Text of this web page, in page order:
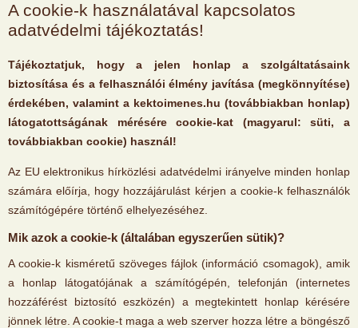
A cookie-k használatával kapcsolatos
adatvédelmi tájékoztatás!
Tájékoztatjuk, hogy a jelen honlap a szolgáltatásaink
biztosítása és a felhasználói élmény javítása (megkönnyítése)
érdekében, valamint a kektoimenes.hu (továbbiakban honlap)
látogatottságának mérésére cookie-kat (magyarul: süti, a
továbbiakban cookie) használ!
Az EU elektronikus hírközlési adatvédelmi irányelve minden honlap
számára előírja, hogy hozzájárulást kérjen a cookie-k felhasználók
számítógépére történő elhelyezéséhez.
Mik azok a cookie-k (általában egyszerűen sütik)?
A cookie-k kisméretű szöveges fájlok (információ csomagok), amik
a honlap látogatójának a számítógépén, telefonján (internetes
hozzáférést biztosító eszközén) a megtekintett honlap kérésére
jönnek létre. A cookie-t maga a web szerver hozza létre a böngésző